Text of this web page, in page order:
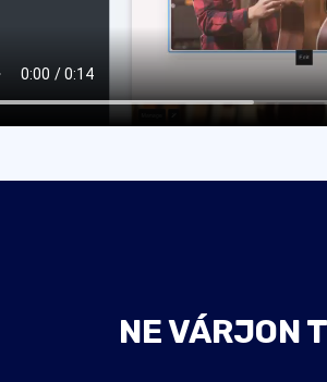
NE VÁRJON